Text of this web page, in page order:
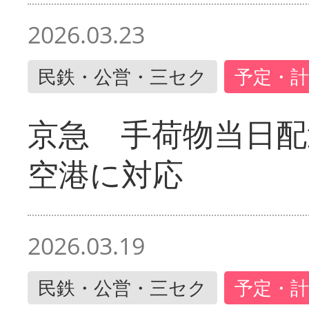
2026.03.23
民鉄・公営・三セク 予定・
京急 手荷物当日
空港に対応
2026.03.19
民鉄・公営・三セク 予定・